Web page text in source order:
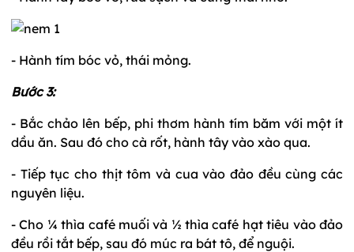
- Hành tím bóc vỏ, thái mỏng.
Bước 3:
- Bắc chảo lên bếp, phi thơm hành tím băm với một ít
dầu ăn. Sau đó cho cà rốt, hành tây vào xào qua.
- Tiếp tục cho thịt tôm và cua vào đảo đều cùng các
nguyên liệu.
- Cho ¼ thìa café muối và ½ thìa café hạt tiêu vào đảo
đều rồi tắt bếp, sau đó múc ra bát tô, để nguội.